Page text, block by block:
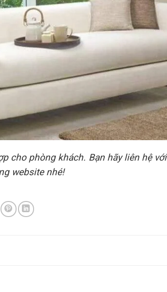
cho phòng khách. Bạn hãy liên hệ với
website nhé!